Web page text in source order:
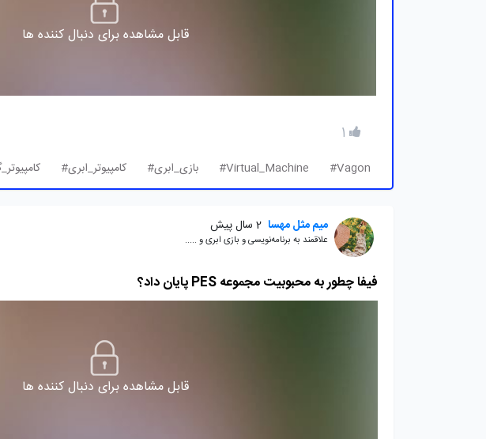
قابل مشاهده برای دنبال کننده ها
1
Vagon#
Virtual_Machine# بازی_ابری# کامپیوتر_ابری#
میم مثل مهسا 2 سال پیش
علاقمند به برنامه‌نویسی و بازی ابری و .....
فیفا چطور به محبوبیت مجموعه PES پایان داد؟
قابل مشاهده برای دنبال کننده ها